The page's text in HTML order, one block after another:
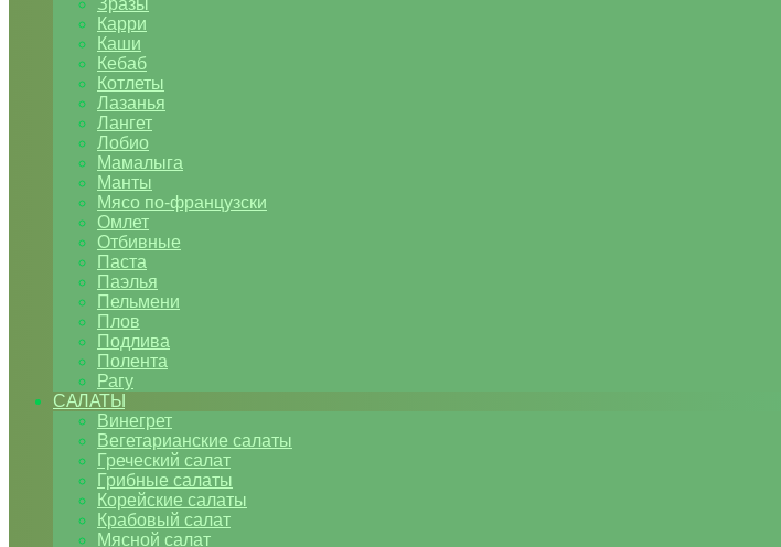
Зразы
Карри
Каши
Кебаб
Котлеты
Лазанья
Лангет
Лобио
Мамалыга
Манты
Мясо по-французски
Омлет
Отбивные
Паста
Паэлья
Пельмени
Плов
Подлива
Полента
Рагу
САЛАТЫ
Винегрет
Вегетарианские салаты
Греческий салат
Грибные салаты
Корейские салаты
Крабовый салат
Мясной салат